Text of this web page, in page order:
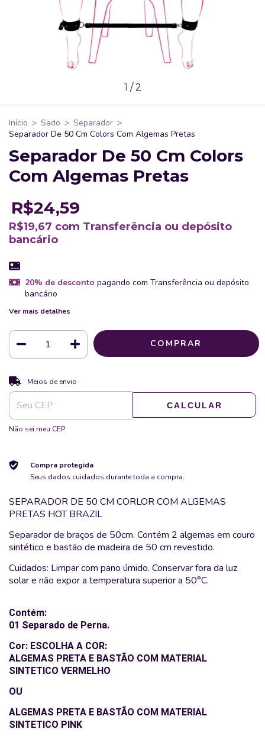
1 /2
Início > Sado > Separador >
Separador De 50 Cm Colors Com Algemas Pretas
Separador De 50 Cm Colors
Com Algemas Pretas
R$24,59
R$19,67 com Transferência ou depósito
bancário
20% de desconto pagando com Transferência ou depósito
bancário
Ver mais detalhes
Entregas para o CEP:
Meios de envio
CALCULAR
Não sei meu CEP
Compra protegida
Seus dados cuidados durante toda a compra.
SEPARADOR DE 50 CM CORLOR COM ALGEMAS
PRETAS HOT BRAZIL
Separador de braços de 50cm. Contém 2 algemas em couro
sintético e bastão de madeira de 50 cm revestido.
Cuidados: Limpar com pano úmido. Conservar fora da luz
solar e não expor a temperatura superior a 50°C.
Contém:
01 Separado de Perna.
Cor: ESCOLHA A COR:
ALGEMAS PRETA E BASTÃO COM MATERIAL
SINTETICO VERMELHO
OU
ALGEMAS PRETA E BASTÃO COM MATERIAL
SINTETICO PINK